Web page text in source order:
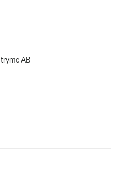
tryme AB